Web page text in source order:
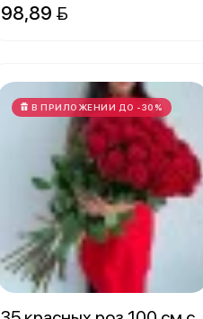
98,89 
В ПРИЛОЖЕНИИ ДО -30%